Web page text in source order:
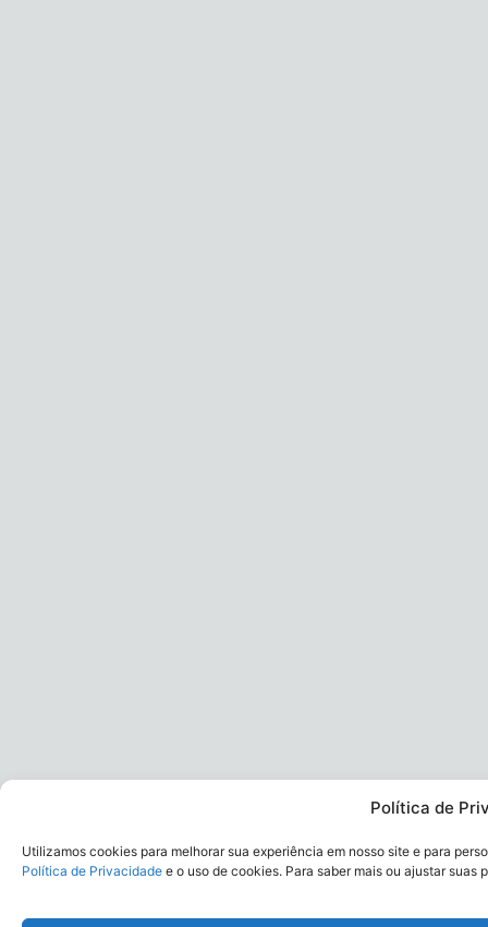
Política de
Utilizamos cookies para melhorar sua experiência em nosso site e para
Política de Privacidade e o uso de cookies. Para saber mais ou ajustar